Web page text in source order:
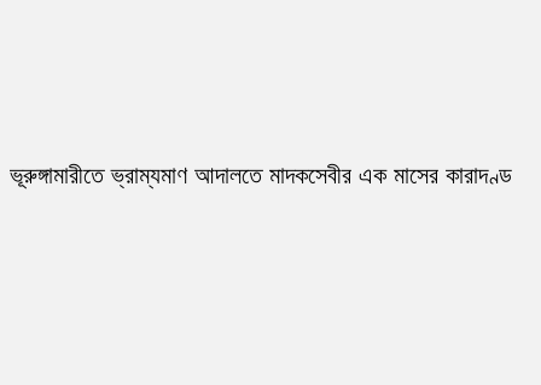
ভূরুঙ্গামারীতে ভ্রাম্যমাণ আদালতে মাদকসেবীর এক মাসের কারাদণ্ড